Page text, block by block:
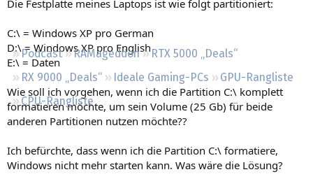
Podcast RAMageddon
RTX 5000 „Deals“
RX 9000 „Deals“
Ideale Gaming-PCs
GPU-Rangliste
CPU-Rangliste
Die Festplatte meines Laptops ist wie folgt partitioniert:
C:\ = Windows XP pro German
D:\ = Windows XP pro English
E:\ = Daten
Wie soll ich vorgehen, wenn ich die Partition C:\ komplett
formatieren möchte, um sein Volume (25 Gb) für beide
anderen Partitionen nutzen möchte??
Ich befürchte, dass wenn ich die Partition C:\ formatiere,
Windows nicht mehr starten kann. Was wäre die Lösung?